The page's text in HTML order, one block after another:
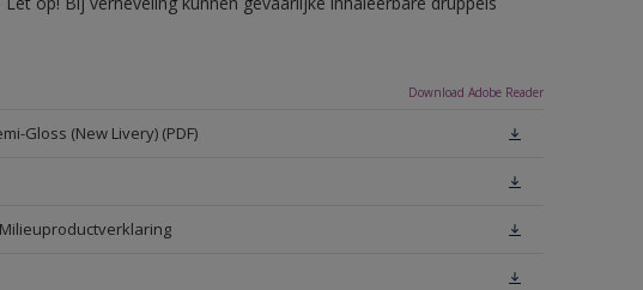
Download Adobe Reader
Gloss (New Livery) (PDF)